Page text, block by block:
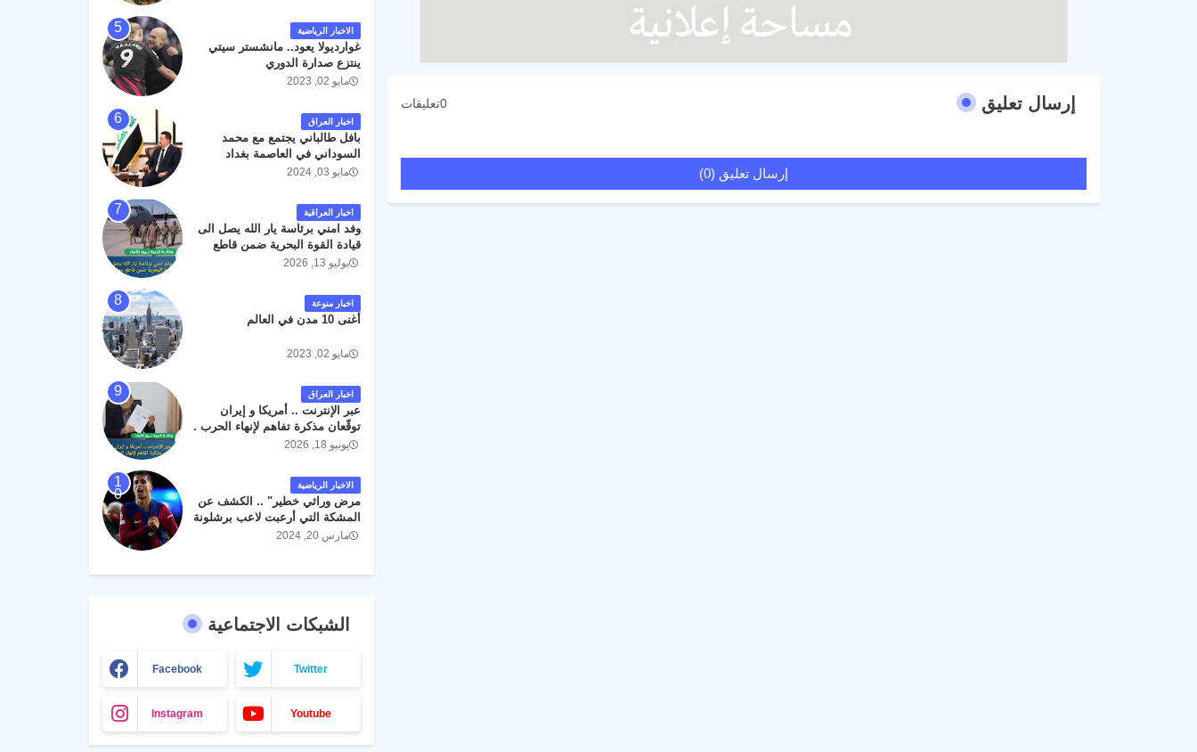
إرسال تعليق 0تعليقات
إرسال تعليق (0)
الاخبار الرياضية
غوارديولا يعود.. مانشستر سيتي
ينتزع صدارة الدوري
مايو 02, 2023
اخبار العراق
بافل طالباني يجتمع مع محمد
السوداني في العاصمة بغداد
مايو 03, 2024
اخبار العراقية
وفد امني برئاسة يار الله يصل الى
قيادة القوة البحرية ضمن قاطع
عمليات البصرة .
يوليو 13, 2026
اخبار منوعة
أغنى 10 مدن في العالم
مايو 02, 2023
اخبار العراق
عبر الإنترنت .. أمريكا و إيران
توقّعان مذكرة تفاهم لإنهاء الحرب .
يونيو 18, 2026
الاخبار الرياضية
مرض وراثي خطير" .. الكشف عن
المشكة التي أرعبت لاعب برشلونة
جواو كانسيلو
مارس 20, 2024
الشبكات الاجتماعية
Facebook Twitter
Instagram Youtube